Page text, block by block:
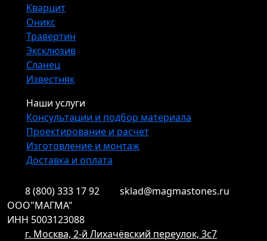
Кварцит
Оникс
Травертин
Эксклюзив
Сланец
Известняк
Наши услуги
Консультации и подбор материала
Проектирование и расчет
Изготовление и монтаж
Доставка и оплата
8 (800) 333 17 92
sklad@magmastones.ru
ООО"МАГМА"
ИНН 5003123088
г. Москва, 2-й Лихачёвский переулок, 3с7